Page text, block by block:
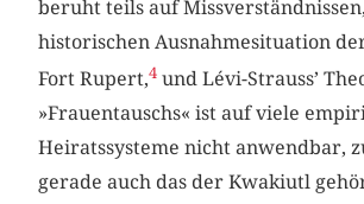
beruht teils auf
historischen Ausnahmesituation
Fort Rupert,4 und Lévi-Strauss’
»Frauentauschs« ist auf viele
Heiratssysteme nicht anwendbar,
gerade auch das der Kwakiutl